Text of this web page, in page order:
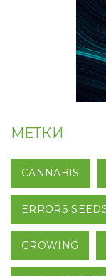
МЕТКИ
CANNABIS
ERRORS
GROWING